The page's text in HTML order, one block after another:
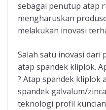
sebagai penutup atap
mengharuskan
melakukan inovasi
Salah satu inovasi dari
atap spandek kliplok.
? Atap spandek kliplok
spandek galvalum/
teknologi profil